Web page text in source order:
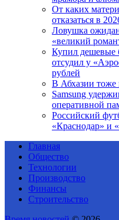
От каких
отказаться в
Ловушка
«великий
Купил дешевые
отсудил у
рублей
В Абхазии тоже
Samsung
оперативной
Российский
«Краснодар» и
Главная
Общество
Технологии
Производство
Финансы
Строительство